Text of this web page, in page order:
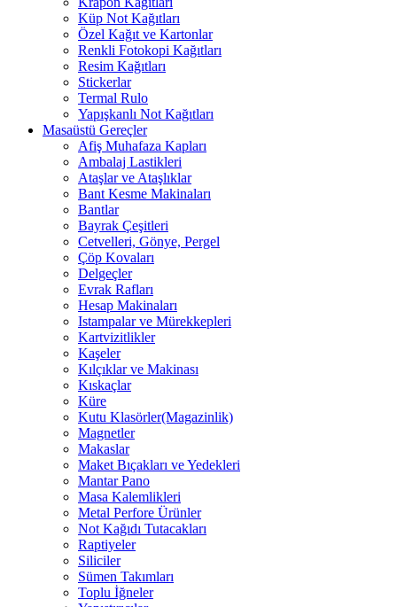
Küp Not Kağıtları
Özel Kağıt ve Kartonlar
Renkli Fotokopi Kağıtları
Resim Kağıtları
Stickerlar
Termal Rulo
Yapışkanlı Not Kağıtları
Masaüstü Gereçler
Afiş Muhafaza Kapları
Ambalaj Lastikleri
Ataşlar ve Ataşlıklar
Bant Kesme Makinaları
Bantlar
Bayrak Çeşitleri
Cetvelleri, Gönye, Pergel
Çöp Kovaları
Delgeçler
Evrak Rafları
Hesap Makinaları
Istampalar ve Mürekkepleri
Kartvizitlikler
Kaşeler
Kılçıklar ve Makinası
Kıskaçlar
Küre
Kutu Klasörler(Magazinlik)
Magnetler
Makaslar
Maket Bıçakları ve Yedekleri
Mantar Pano
Masa Kalemlikleri
Metal Perfore Ürünler
Not Kağıdı Tutacakları
Raptiyeler
Siliciler
Sümen Takımları
Toplu İğneler